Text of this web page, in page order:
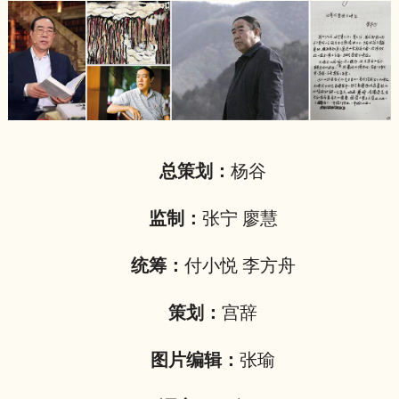
总策划： 杨谷
监制： 张宁 廖慧
统筹： 付小悦 李方舟
策划： 宫辞
图片编辑： 张瑜